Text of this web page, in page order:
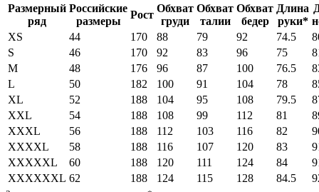
Размерный
ряд
Российские
размеры
Рост
Обхват
груди
Обхват
талии
Обхват
бедер
Длина
руки*
XS
44 170 88 79 92 74.5
S
46 170 92 83 96 75
M
48 176 96 87 100 76.5
L
50 182 100 91 104 78
XL
52 188 104 95 108 79.5
XXL
54 188 108 99 112 81
XXXL
56 188 112 103 116 82
XXXXL
58 188 116 107 120 83
XXXXXL
60 188 120 111 124 84
XXXXXXL 62 188 124 115 128 84.5